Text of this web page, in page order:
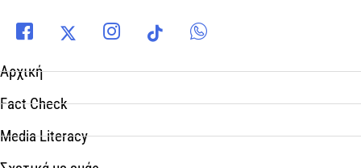
Αρχική
Fact Check
Media Literacy